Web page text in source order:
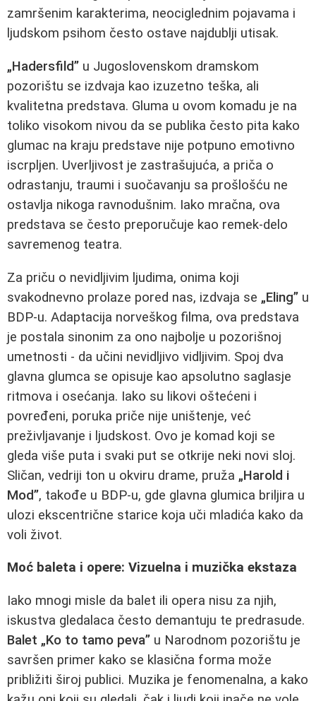
zamršenim karakterima, neociglednim pojavama i
ljudskom psihom često ostave najdublji utisak.
„Hadersfild” u Jugoslovenskom dramskom
pozorištu se izdvaja kao izuzetno teška, ali
kvalitetna predstava. Gluma u ovom komadu je na
toliko visokom nivou da se publika često pita kako
glumac na kraju predstave nije potpuno emotivno
iscrpljen. Uverljivost je zastrašujuća, a priča o
odrastanju, traumi i suočavanju sa prošlošću ne
ostavlja nikoga ravnodušnim. Iako mračna, ova
predstava se često preporučuje kao remek-delo
savremenog teatra.
Za priču o nevidljivim ljudima, onima koji
svakodnevno prolaze pored nas, izdvaja se „Eling” u
BDP-u. Adaptacija norveškog filma, ova predstava
je postala sinonim za ono najbolje u pozorišnoj
umetnosti - da učini nevidljivo vidljivim. Spoj dva
glavna glumca se opisuje kao apsolutno saglasje
ritmova i osećanja. Iako su likovi oštećeni i
povređeni, poruka priče nije uništenje, već
preživljavanje i ljudskost. Ovo je komad koji se
gleda više puta i svaki put se otkrije neki novi sloj.
Sličan, vedriji ton u okviru drame, pruža „Harold i
Mod”, takođe u BDP-u, gde glavna glumica briljira u
ulozi ekscentrične starice koja uči mladića kako da
voli život.
Moć baleta i opere: Vizuelna i muzička ekstaza
Iako mnogi misle da balet ili opera nisu za njih,
iskustva gledalaca često demantuju te predrasude.
Balet „Ko to tamo peva” u Narodnom pozorištu je
savršen primer kako se klasična forma može
približiti široj publici. Muzika je fenomenalna, a kako